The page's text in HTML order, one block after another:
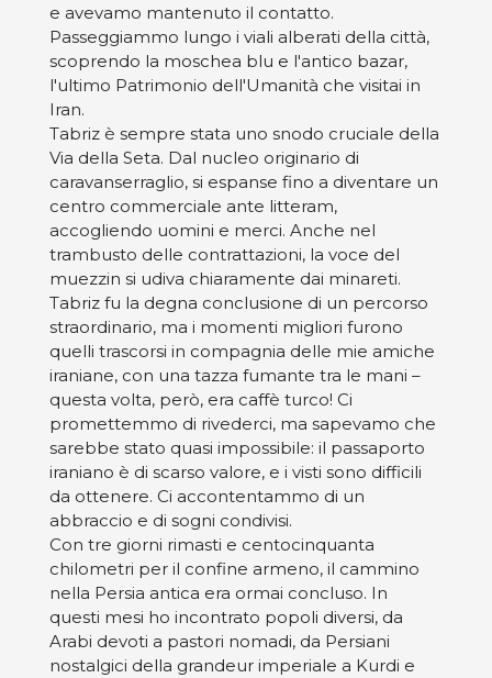
e avevamo mantenuto il contatto.
Passeggiammo lungo i viali alberati della città,
scoprendo la moschea blu e l'antico bazar,
l'ultimo Patrimonio dell'Umanità che visitai in
Iran.
Tabriz è sempre stata uno snodo cruciale della
Via della Seta. Dal nucleo originario di
caravanserraglio, si espanse fino a diventare un
centro commerciale ante litteram,
accogliendo uomini e merci. Anche nel
trambusto delle contrattazioni, la voce del
muezzin si udiva chiaramente dai minareti.
Tabriz fu la degna conclusione di un percorso
straordinario, ma i momenti migliori furono
quelli trascorsi in compagnia delle mie amiche
iraniane, con una tazza fumante tra le mani –
questa volta, però, era caffè turco! Ci
promettemmo di rivederci, ma sapevamo che
sarebbe stato quasi impossibile: il passaporto
iraniano è di scarso valore, e i visti sono difficili
da ottenere. Ci accontentammo di un
abbraccio e di sogni condivisi.
Con tre giorni rimasti e centocinquanta
chilometri per il confine armeno, il cammino
nella Persia antica era ormai concluso. In
questi mesi ho incontrato popoli diversi, da
Arabi devoti a pastori nomadi, da Persiani
nostalgici della grandeur imperiale a Kurdi e